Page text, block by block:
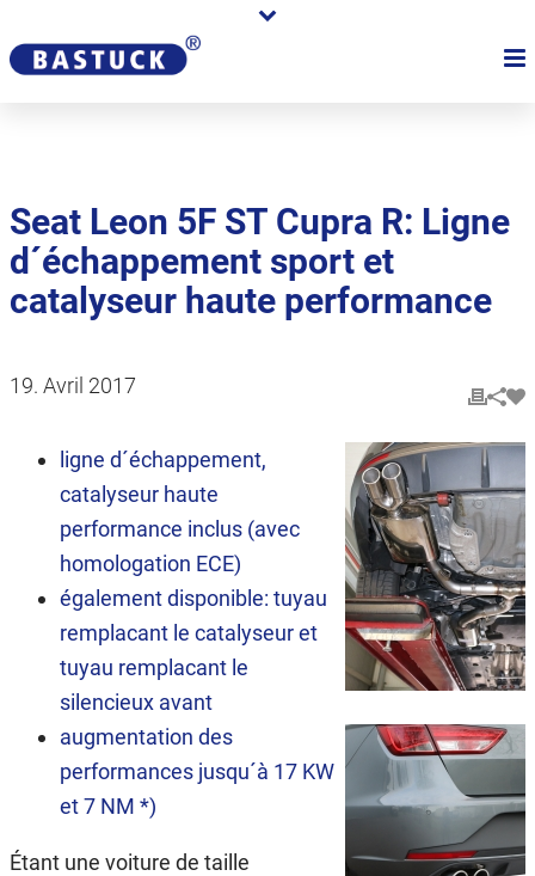
Seat Leon 5F ST Cupra R: Ligne
d´échappement sport et
catalyseur haute performance
19. Avril 2017
ligne d´échappement,
catalyseur haute
performance inclus (avec
homologation ECE)
également disponible: tuyau
remplacant le catalyseur et
tuyau remplacant le
silencieux avant
augmentation des
performances jusqu´à 17 KW
et 7 NM *)
Étant une voiture de taille